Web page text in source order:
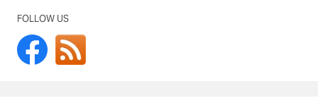
FOLLOW US